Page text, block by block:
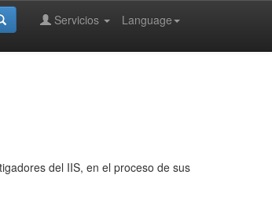
Language
Servicios
del IIS, en el proceso de sus